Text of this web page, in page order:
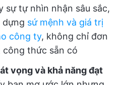
sự tự nhìn nhận sâu sắc,
dựng sứ mệnh và giá trị
công ty, không chỉ đơn
thức sẵn có
vọng và khả năng đạt